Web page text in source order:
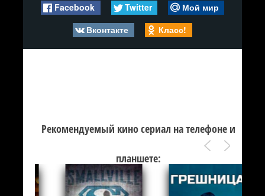
Facebook Twitter
Мой мир
Вконтакте
Класс!
Рекомендуемый кино сериал на телефоне и
планшете: